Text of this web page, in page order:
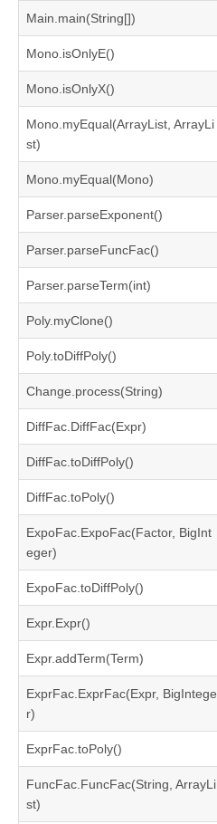
Main.main(String[])
Mono.isOnlyE()
Mono.isOnlyX()
Mono.myEqual(ArrayList, ArrayLi
st)
Mono.myEqual(Mono)
Parser.parseExponent()
Parser.parseFuncFac()
Parser.parseTerm(int)
Poly.myClone()
Poly.toDiffPoly()
Change.process(String)
DiffFac.DiffFac(Expr)
DiffFac.toDiffPoly()
DiffFac.toPoly()
ExpoFac.ExpoFac(Factor, BigInt
eger)
ExpoFac.toDiffPoly()
Expr.Expr()
Expr.addTerm(Term)
ExprFac.ExprFac(Expr, BigIntege
r)
ExprFac.toPoly()
FuncFac.FuncFac(String, ArrayLi
st)